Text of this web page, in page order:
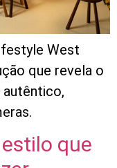
West
que revela o
autêntico,
que